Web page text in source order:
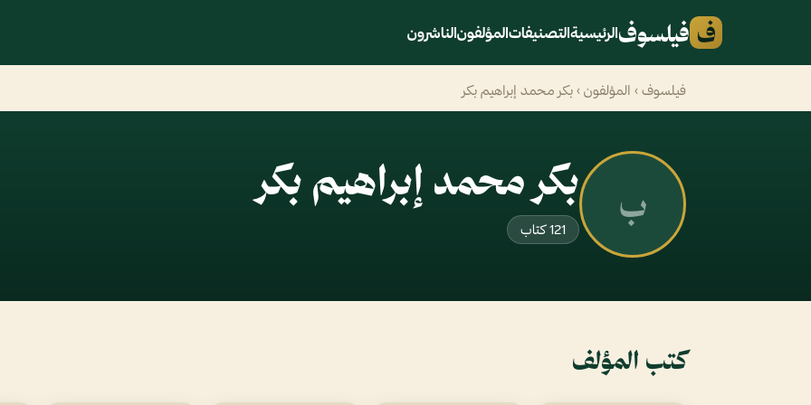
ف فيلسوفالرئيسيةالتصنيفاتالمؤلفونالناشرون
فيلسوف › المؤلفون › بكر محمد إبراهيم بكر
ب بكر محمد إبراهيم بكر
121 كتاب
كتب المؤلف